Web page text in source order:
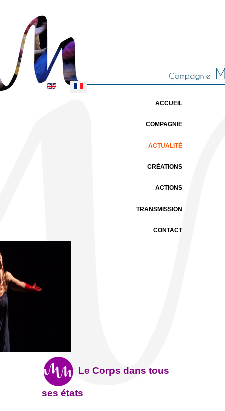
Sélectionnez votre langue
ACCUEIL
COMPAGNIE
ACTUALITÉ
CRÉATIONS
ACTIONS
TRANSMISSION
CONTACT
Le Corps dans tous
ses états